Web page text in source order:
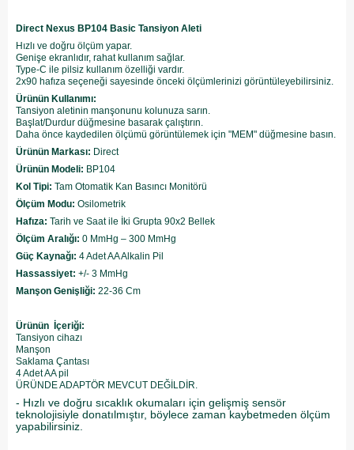
Direct Nexus BP104 Basic Tansiyon Aleti
Hızlı ve doğru ölçüm yapar.
Genişe ekranlıdır, rahat kullanım sağlar.
Type-C ile pilsiz kullanım özelliği vardır.
2x90 hafıza seçeneği sayesinde önceki ölçümlerinizi görüntüleyebilirsiniz.
Ürünün Kullanımı:
Tansiyon aletinin manşonunu kolunuza sarın.
Başlat/Durdur düğmesine basarak çalıştırın.
Daha önce kaydedilen ölçümü görüntülemek için "MEM" düğmesine basın.
Ürünün Markası: Direct
Ürünün Modeli: BP104
Kol Tipi: Tam Otomatik Kan Basıncı Monitörü
Ölçüm Modu: Osilometrik
Hafıza: Tarih ve Saat ile İki Grupta 90x2 Bellek
Ölçüm Aralığı: 0 MmHg – 300 MmHg
Güç Kaynağı: 4 Adet AA Alkalin Pil
Hassassiyet: +/- 3 MmHg
Manşon Genişliği: 22-36 Cm
Ürünün İçeriği:
Tansiyon cihazı
Manşon
Saklama Çantası
4 Adet AA pil
ÜRÜNDE ADAPTÖR MEVCUT DEĞİLDİR.
- Hızlı ve doğru sıcaklık okumaları için gelişmiş sensör
teknolojisiyle donatılmıştır, böylece zaman kaybetmeden ölçüm
yapabilirsiniz.